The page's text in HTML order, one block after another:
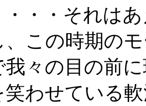
・・・それは
この時期の
々の目の前
笑わせている